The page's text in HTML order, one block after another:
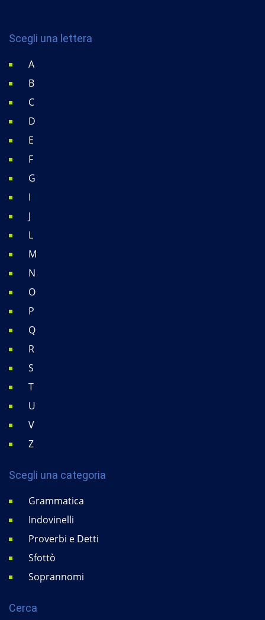
Scegli una lettera
A
B
C
D
E
F
G
I
J
L
M
N
O
P
Q
R
S
T
U
V
Z
Scegli una categoria
Grammatica
Indovinelli
Proverbi e Detti
Sfottò
Soprannomi
Cerca